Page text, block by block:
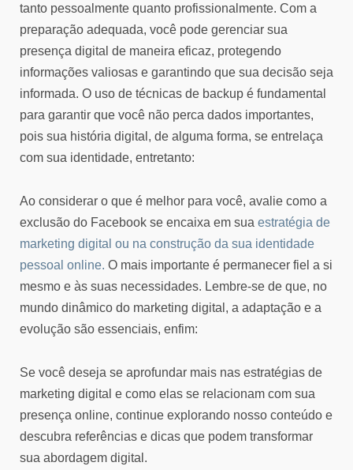
tanto pessoalmente quanto profissionalmente. Com a
preparação adequada, você pode gerenciar sua
presença digital de maneira eficaz, protegendo
informações valiosas e garantindo que sua decisão seja
informada. O uso de técnicas de backup é fundamental
para garantir que você não perca dados importantes,
pois sua história digital, de alguma forma, se entrelaça
com sua identidade, entretanto:
Ao considerar o que é melhor para você, avalie como a
exclusão do Facebook se encaixa em sua estratégia de
marketing digital ou na construção da sua identidade
pessoal online. O mais importante é permanecer fiel a si
mesmo e às suas necessidades. Lembre-se de que, no
mundo dinâmico do marketing digital, a adaptação e a
evolução são essenciais, enfim:
Se você deseja se aprofundar mais nas estratégias de
marketing digital e como elas se relacionam com sua
presença online, continue explorando nosso conteúdo e
descubra referências e dicas que podem transformar
sua abordagem digital.